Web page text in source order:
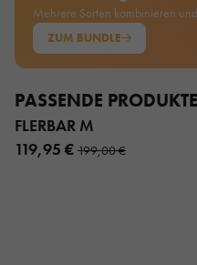
Mehrere Sorten kombinieren
ZUM BUNDLE
PASSENDE PRODUKTE
FLERBAR M
119,95 € 199,00 €